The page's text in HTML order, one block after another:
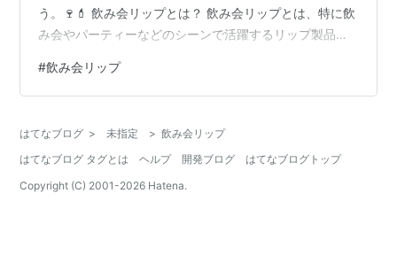
う。🍷💄 飲み会リップとは？ 飲み会リップとは、特に飲
み会やパーティーなどのシーンで活躍するリップ製品の
いのが特徴です。最近では、BBIA（ピアー）から発売さ
れた「飲み会リップ」が話題になっています。このリッ
着させることができるため、飲み会の最中でも安心して
使えます。 飲み会リップの特徴 色持ちが良い : 食事や飲
み物を摂っても、色が落ちにくい。 軽…
#飲み会リップ
はてなブログ > 未指定 > 飲み会リップ
はてなブログ タグとは
ヘルプ 開発ブログ
はてなブログトップ
Copyright (C) 2001-2026 Hatena.